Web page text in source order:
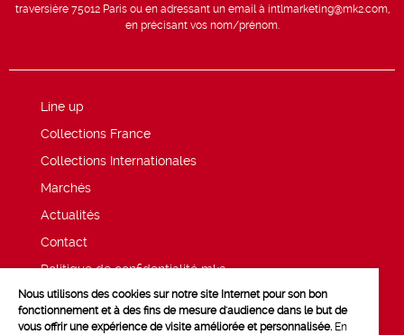
traversière 75012 Paris ou en adressant un email à intlmarketing@mk2.com,
en précisant vos nom/prénom.
Line up
Collections France
Collections Internationales
Marchés
Actualités
Contact
Politique de confidentialité mk2
Mentions légales
Nous utilisons des cookies sur notre site Internet pour son bon
fonctionnement et à des fins de mesure d'audience dans le but de
vous offrir une expérience de visite améliorée et personnalisée. En